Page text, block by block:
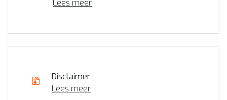
Lees meer
Disclaimer
Lees meer